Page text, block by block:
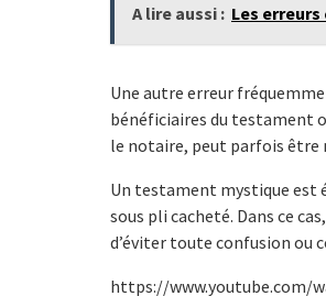
A lire aussi : Les
Une autre erreur
bénéficiaires du testament
le notaire, peut parfois être
Un testament mystique est
sous pli cacheté. Dans ce
d’éviter toute confusion ou
https://www.youtube.com/